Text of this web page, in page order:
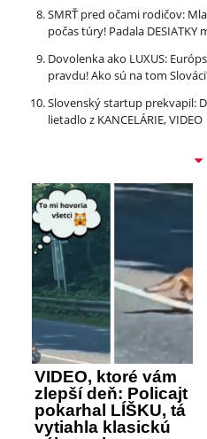
SMRŤ pred očami rodičov:
počas túry! Padala DESIATKY
Dovolenka ako LUXUS:
pravdu! Ako sú na tom
Slovenský startup prekvapil:
lietadlo z KANCELÁRIE, VIDEO
VIDEO, ktoré vám
zlepší deň: Policajt
pokarhal LÍŠKU, tá
vytiahla klasickú